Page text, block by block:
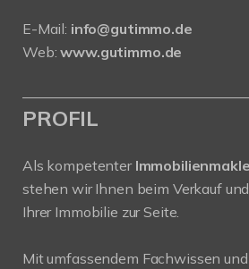
E-Mail: info@gutimmo.de
Web:www.gutimmo.de
PROFIL
Als kompetenter
stehen wir Ihnen beim Verkauf
Ihrer Immobilie zur Seite.
Mit umfassendem Fachwissen